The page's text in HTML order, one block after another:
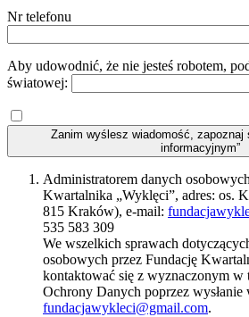
Nr telefonu
Aby udowodnić, że nie jesteś robotem,
światowej:
Zanim wyślesz wiadomość, zapoznaj
informacyjnym”
Administratorem danych
Kwartalnika „Wyklęci”, adres: os.
815 Kraków), e-mail:
535 583 309
We wszelkich sprawach
osobowych przez Fundację
kontaktować się z wyznaczonym w
Ochrony Danych poprzez wysłanie
fundacjawykleci@gmail.com.